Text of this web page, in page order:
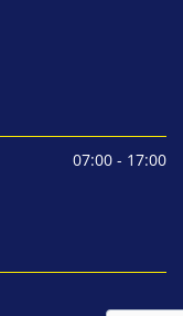
07:00 - 17:00